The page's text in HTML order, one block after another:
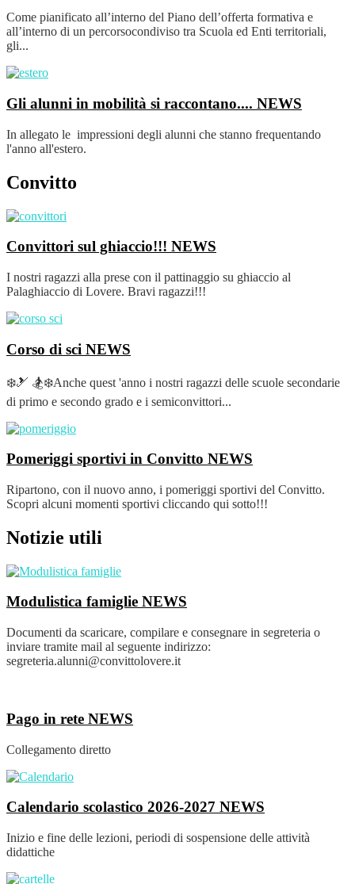
Come pianificato all’interno del Piano dell’offerta formativa e
all’interno di un percorsocondiviso tra Scuola ed Enti territoriali,
gli...
Gli alunni in mobilità si raccontano.... NEWS
In allegato le impressioni degli alunni che stanno frequentando
l'anno all'estero.
Convitto
Convittori sul ghiaccio!!! NEWS
I nostri ragazzi alla prese con il pattinaggio su ghiaccio al
Palaghiaccio di Lovere. Bravi ragazzi!!!
Corso di sci NEWS
❄️🎿 🏂❄️Anche quest 'anno i nostri ragazzi delle scuole secondarie
di primo e secondo grado e i semiconvittori...
Pomeriggi sportivi in Convitto NEWS
Ripartono, con il nuovo anno, i pomeriggi sportivi del Convitto.
Scopri alcuni momenti sportivi cliccando qui sotto!!!
Notizie utili
Modulistica famiglie NEWS
Documenti da scaricare, compilare e consegnare in segreteria o
inviare tramite mail al seguente indirizzo:
segreteria.alunni@convittolovere.it
Pago in rete NEWS
Collegamento diretto
Calendario scolastico 2026-2027 NEWS
Inizio e fine delle lezioni, periodi di sospensione delle attività
didattiche